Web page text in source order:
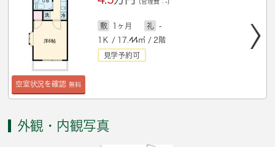
空室状況を確認 無料
敷 1ヶ月 礼
-
1Ｋ / 17.44㎡ / 2階
見学予約可
外観・内観写真